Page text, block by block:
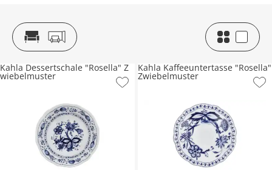
Kahla Dessertschale "Rosella" Z
wiebelmuster
Kahla Kaffeeuntertasse "Rosella"
Zwiebelmuster